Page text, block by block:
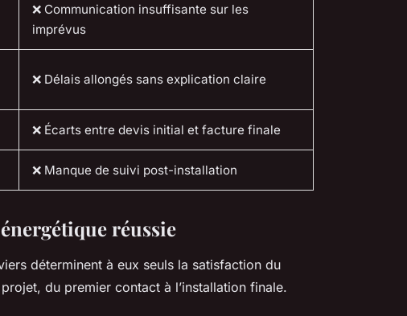
❌ Communication insuffisante sur les
imprévus
❌ Délais allongés sans explication claire
❌ Écarts entre devis initial et facture finale
❌ Manque de suivi post-installation
réussie
déterminent à eux seuls la satisfaction du
du premier contact à l’installation finale.